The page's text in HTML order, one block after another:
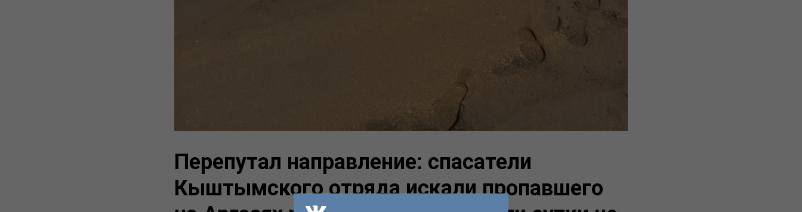
Перепутал направление: спасатели
Кыштымского отряда искали пропавшего